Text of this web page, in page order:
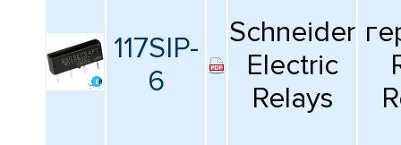
117SIP-
6
Schneider
Electric
Relays